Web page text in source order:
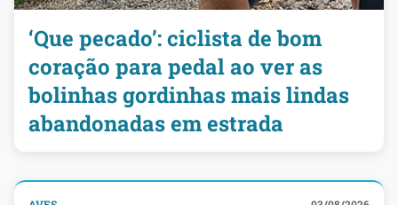
‘Que pecado’: ciclista de bom
coração para pedal ao ver as
bolinhas gordinhas mais lindas
abandonadas em estrada